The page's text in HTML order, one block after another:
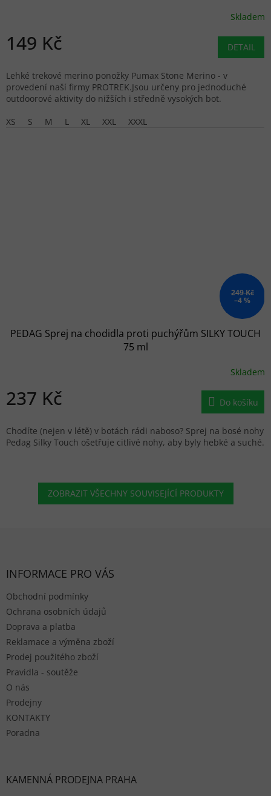
Skladem
149 Kč DETAIL
Lehké trekové merino ponožky Pumax Stone Merino - v
provedení naší firmy PROTREK.Jsou určeny pro jednoduché
outdoorové aktivity do nižších i středně vysokých bot.
XS
S M L XL XXL XXXL
249 Kč
–4 %
PEDAG Sprej na chodidla proti puchýřům SILKY TOUCH
75 ml
Skladem
237 Kč Do košíku
Chodíte (nejen v létě) v botách rádi naboso? Sprej na bosé nohy
Pedag Silky Touch ošetřuje citlivé nohy, aby byly hebké a suché.
ZOBRAZIT VŠECHNY SOUVISEJÍCÍ PRODUKTY
INFORMACE PRO VÁS
Obchodní podmínky
Ochrana osobních údajů
Doprava a platba
Reklamace a výměna zboží
Prodej použitého zboží
Pravidla - soutěže
O nás
Prodejny
KONTAKTY
Poradna
KAMENNÁ PRODEJNA PRAHA